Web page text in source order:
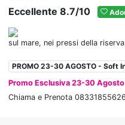
Eccellente 8.7/10
sul mare, nei pressi della
PROMO 23-30 AGOSTO - Soft
Promo Esclusiva 23-30 Agosto
Chiama e Prenota 08331855626